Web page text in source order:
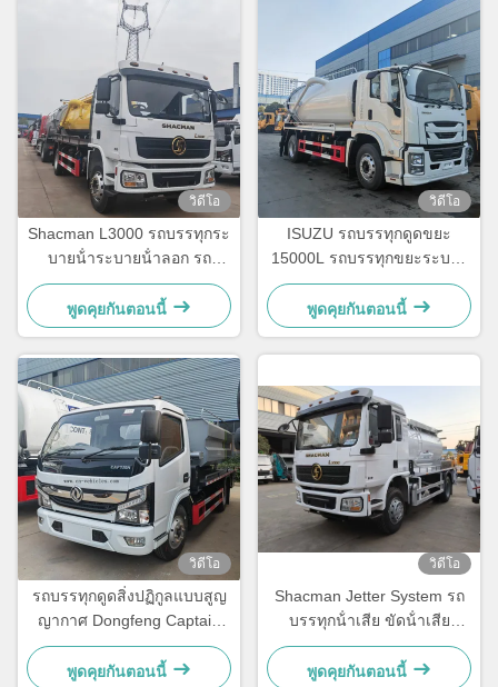
วิดีโอ
Shacman L3000 รถบรรทุกระ
บายน้ําระบายน้ําลอก รถ
บรรทุกถังน้ําเสีย
พูดคุยกันตอนนี้
วิดีโอ
ISUZU รถบรรทุกดูดขยะ
15000L รถบรรทุกขยะระบาย
ความร้อนสําหรับขยะ
อุตสาหกรรม
พูดคุยกันตอนนี้
วิดีโอ
รถบรรทุกดูดสิ่งปฏิกูลแบบสูญ
ญากาศ Dongfeng Captain
RHD ขนาด 5000 ลิตร
พูดคุยกันตอนนี้
วิดีโอ
Shacman Jetter System รถ
บรรทุกน้ําเสีย ขัดน้ําเสีย
240hp
พูดคุยกันตอนนี้